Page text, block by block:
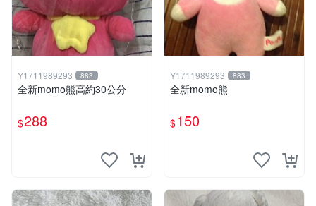
Y1711989293 883
全新momo熊高約30公分
$288
Y1711989293 883
全新momo熊
$150